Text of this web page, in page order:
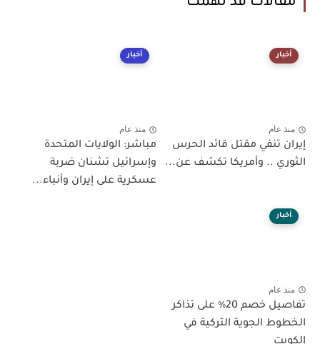
أخبار
منذ عام
إيران تنفي مقتل قائد الحرس
الثوري .. وأمريكا تكشف عن...
أخبار
منذ عام
مباشر: الولايات المتحدة
وإسرائيل تشنان ضربة
عسكرية على إيران وأنباء...
أخبار
منذ عام
تفاصيل خصم 20٪ على تذاكر
الخطوط الجوية التركية في